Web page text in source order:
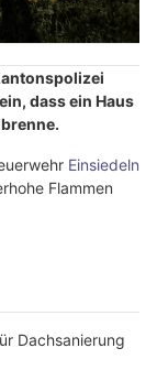
dass ein Haus
Einsiedeln
Flammen